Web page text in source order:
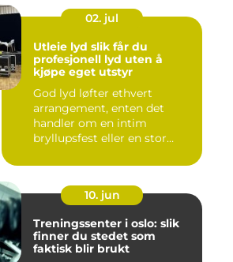
02. jul
Utleie lyd slik får du
profesjonell lyd uten å
kjøpe eget utstyr
God lyd løfter ethvert
arrangement, enten det
handler om en intim
bryllupsfest eller en stor
10. jun
Treningssenter i oslo: slik
finner du stedet som
faktisk blir brukt